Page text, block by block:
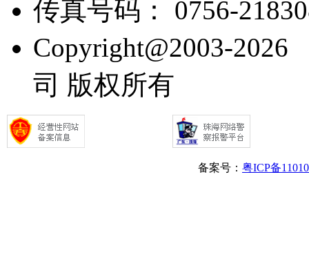
传真号码： 0756-
Copyright@2003-
司 版权所有
备案号： 粤ICP备